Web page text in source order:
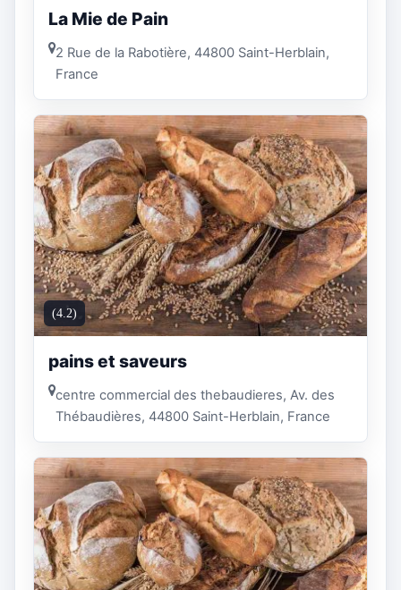
La Mie de Pain
2 Rue de la Rabotière, 44800 Saint-Herblain,
France
(4.2)
pains et saveurs
centre commercial des thebaudieres, Av. des
Thébaudières, 44800 Saint-Herblain, France